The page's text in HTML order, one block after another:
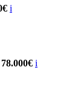
i
i